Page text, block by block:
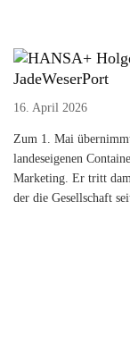
JadeWeserPort
16. April 2026
Zum 1. Mai
landeseigenen
Marketing. Er tritt
der die Gesellschaft